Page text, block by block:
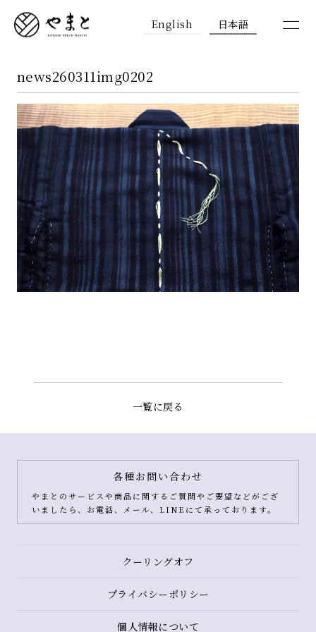
English 日本語
news260311img0202
一覧に戻る
各種お問い合わせ
やまとのサービスや商品に関するご質問やご要望などがござ
いましたら、お電話、メール、LINEにて承っております。
クーリングオフ
プライバシーポリシー
個人情報について